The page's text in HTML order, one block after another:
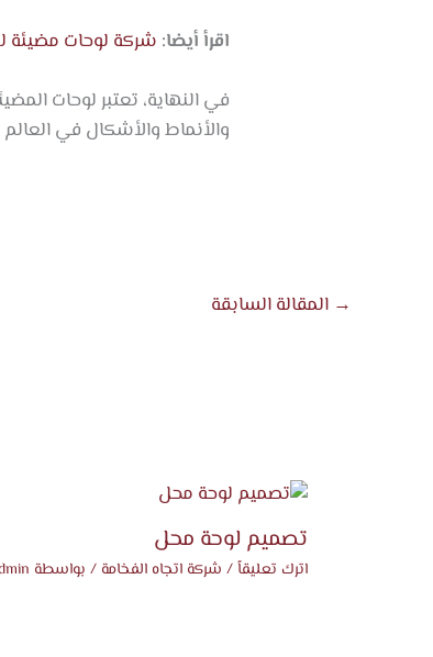
اقرأ أيضا: شركة لوحات مضيئة
في النهاية، تعتبر لوحات
والأنماط والأشكال في
→ المقالة السابقة
تصميم لوحة محل
اترك تعليقاً / شركة اتجاه الفخامة / بواسطة